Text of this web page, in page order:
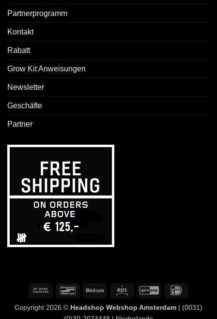
Partnerprogramm
Kontakt
Rabatt
Grow Kit Anweisungen
Newsletter
Geschäfte
Partner
Banküberweisung
BancontactBitCoin Eps GiroPay
Copyright 2026 © Headshop Webshop Amsterdam | (0031)